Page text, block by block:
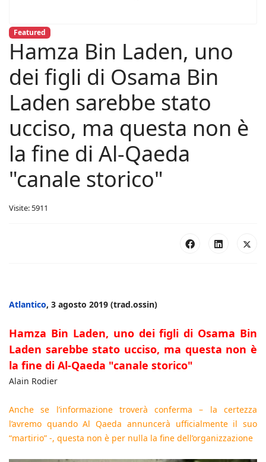
Featured
Hamza Bin Laden, uno
dei figli di Osama Bin
Laden sarebbe stato
ucciso, ma questa non è
la fine di Al-Qaeda
"canale storico"
Visite: 5911
Atlantico, 3 agosto 2019 (trad.ossin)
Hamza Bin Laden, uno dei figli di Osama Bin
Laden sarebbe stato ucciso, ma questa non è
la fine di Al-Qaeda "canale storico"
Alain Rodier
Anche se l’informazione troverà conferma – la certezza
l’avremo quando Al Qaeda annuncerà ufficialmente il suo
“martirio” -, questa non è per nulla la fine dell’organizzazione